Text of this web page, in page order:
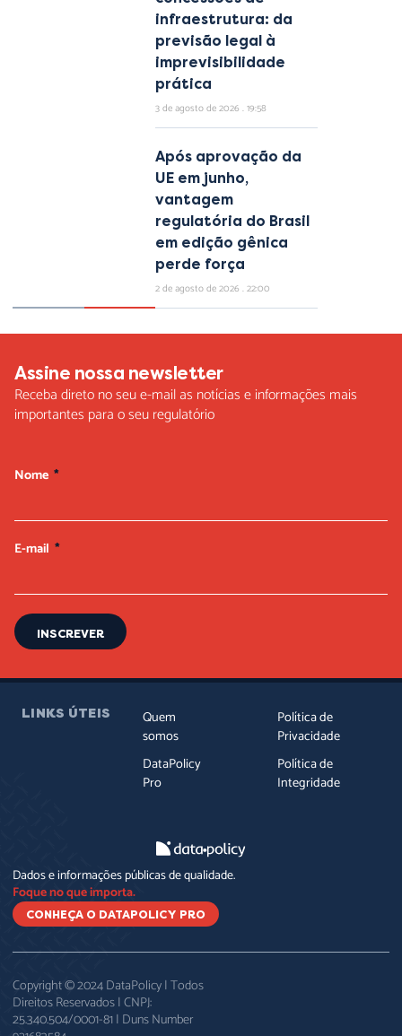
infraestrutura: da
previsão legal à
imprevisibilidade
prática
3 de agosto de 2026 19:58
Após aprovação da
UE em junho,
vantagem
regulatória do Brasil
em edição gênica
perde força
2 de agosto de 2026 22:00
Assine nossa newsletter
Receba direto no seu e-mail as notícias e informações mais
importantes para o seu regulatório
Nome
E-mail
INSCREVER
LINKS ÚTEIS
Quem
somos
DataPolicy
Pro
Política de
Privacidade
Política de
Integridade
Dados e informações públicas de qualidade.
Foque no que importa.
CONHEÇA O DATAPOLICY PRO
Copyright © 2024 DataPolicy | Todos
Direitos Reservados | CNPJ:
25.340.504/0001-81 | Duns Number